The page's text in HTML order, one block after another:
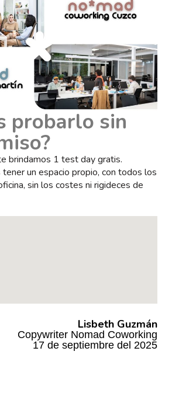
probarlo sin
brindamos 1 test day gratis.
un espacio propio, con todos los
sin los costes ni rigideces de
Lisbeth Guzmán
Copywriter Nomad Coworking
17 de septiembre del 2025